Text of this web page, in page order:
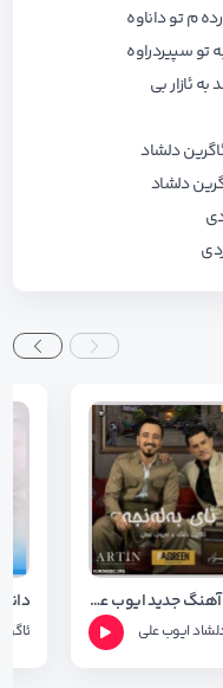
م تو داناوه
تو سپیردراوه
ئازار بی
دلشاد
دلشاد
دانلود آهنگ جدید ایوب علی و اگرین دلشاد بنام ای بلنجه + متن آهنگ
ایوب علی